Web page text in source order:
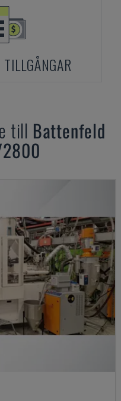
till Battenfeld